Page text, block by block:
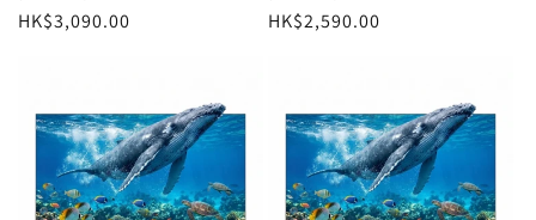
定
HK$3,090.00
定
HK$2,590.00